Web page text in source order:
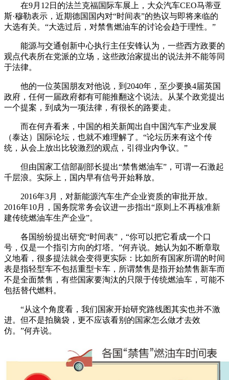
在9月12日的法兰克福国际车展上，大众汽车CEO马蒂亚
斯·穆勒表示，近期德国国内对“时间表”的热议与即将来临的
大选有关。“大选过后，对禁售燃油车的讨论会趋于理性。”
能源与交通创新中心执行主任安锋认为，一些西方政要的
观点代表所在党派的立场，这些政治家提出的说法并不能等同
于法律。
他的一位英国朋友对他说，到2040年，至少要换4届英国
政府，任何一届政府都有可能推翻这个说法。从某个政党提出
一个提案，到成为一项法律，有很长的路要走。
而在何卉看来，中国的相关新闻出自中国汽车产业发展
（泰达）国际论坛，也就不难理解了。“论坛历来有这个传
统，从会上放出比较激烈的观点，引得业内争议。”
但由国家工信部副部长提出“禁售燃油车”，可谓一石激起
千层浪。实际上，国内早有信号开始释放。
2016年3月，对新能源汽车生产企业资质的审批开放。
2016年10月，国务院常务会议进一步指出“原则上不再核准新
建传统燃油车生产企业”。
各国纷纷提出研究“时间表”，“你可以把它看成一个口
号，仅是一个指引方向的灯塔。”何卉说。她认为如不断章取
义地看，很多提法就会变得更实际：比如所有国家所谓的时间
表是指轻型车不包括重型卡车，所谓禁售是指开始禁售新车而
不是全面禁售，有些国家要淘汰的只限于传统燃油车，可能不
包括替代燃料。
“从这个角度看，我们国家开始研究路线图其实也并不激
进。但不是拍脑袋，更不应该看别的国家怎么做才去效
仿。”何卉说。